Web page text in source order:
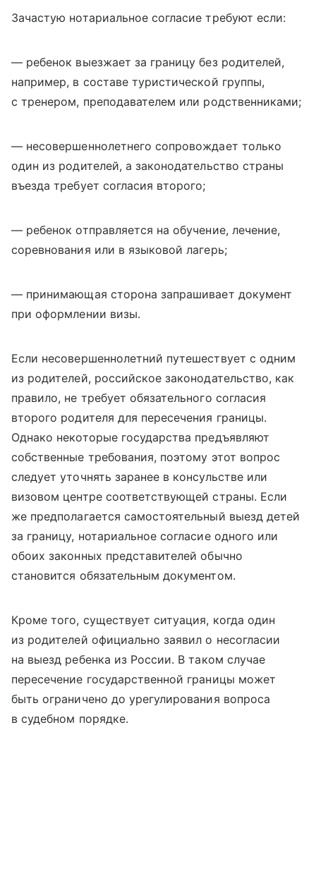
Зачастую нотариальное согласие требуют если:
— ребенок выезжает за границу без родителей,
например, в составе туристической группы,
с тренером, преподавателем или родственниками;
— несовершеннолетнего сопровождает только
один из родителей, а законодательство страны
въезда требует согласия второго;
— ребенок отправляется на обучение, лечение,
соревнования или в языковой лагерь;
— принимающая сторона запрашивает документ
при оформлении визы.
Если несовершеннолетний путешествует с одним
из родителей, российское законодательство, как
правило, не требует обязательного согласия
второго родителя для пересечения границы.
Однако некоторые государства предъявляют
собственные требования, поэтому этот вопрос
следует уточнять заранее в консульстве или
визовом центре соответствующей страны. Если
же предполагается самостоятельный выезд детей
за границу, нотариальное согласие одного или
обоих законных представителей обычно
становится обязательным документом.
Кроме того, существует ситуация, когда один
из родителей официально заявил о несогласии
на выезд ребенка из России. В таком случае
пересечение государственной границы может
быть ограничено до урегулирования вопроса
в судебном порядке.